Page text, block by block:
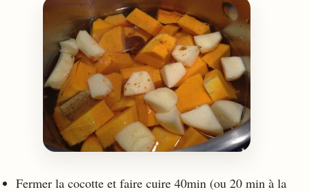
Fermer la cocotte et faire cuire 40min (ou 20 min à la